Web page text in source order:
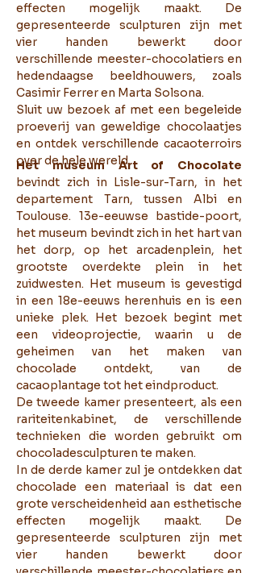
effecten mogelijk maakt. De
gepresenteerde sculpturen zijn met
vier handen bewerkt door
verschillende meester-chocolatiers en
hedendaagse beeldhouwers, zoals
Casimir Ferrer en Marta Solsona.
Sluit uw bezoek af met een begeleide
proeverij van geweldige chocolaatjes
en ontdek verschillende cacaoterroirs
over de hele wereld.
Het museum Art of Chocolate
bevindt zich in Lisle-sur-Tarn, in het
departement Tarn, tussen Albi en
Toulouse. 13e-eeuwse bastide-poort,
het museum bevindt zich in het hart van
het dorp, op het arcadenplein, het
grootste overdekte plein in het
zuidwesten. Het museum is gevestigd
in een 18e-eeuws herenhuis en is een
unieke plek. Het bezoek begint met
een videoprojectie, waarin u de
geheimen van het maken van
chocolade ontdekt, van de
cacaoplantage tot het eindproduct.
De tweede kamer presenteert, als een
rariteitenkabinet, de verschillende
technieken die worden gebruikt om
chocoladesculpturen te maken.
In de derde kamer zul je ontdekken dat
chocolade een materiaal is dat een
grote verscheidenheid aan esthetische
effecten mogelijk maakt. De
gepresenteerde sculpturen zijn met
vier handen bewerkt door